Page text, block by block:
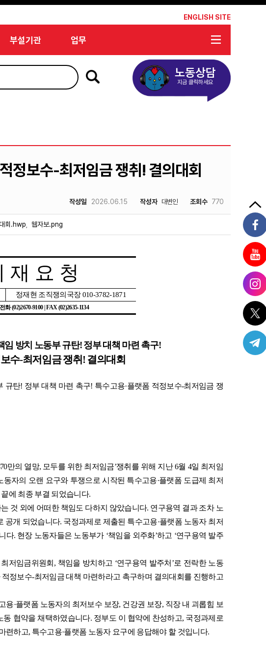
ENGLISH SITE
부설기관 업무
노동상담
지금 클릭하세요
정보수-최저임금 쟁취! 결의대회
작성일 2026.06.15 작성자 대변인 조회수 770
회.hwp 웹자보.png
재 요 청
정재현 조직쟁의국장010-3782-1871
화(02)2670-9100 | FAX (02)2635-1134
임 방치 노동부 규탄!정부 대책 마련 촉구!
수-최저임금 쟁취 ! 결의대회
규탄! 정부 대책 마련 촉구! 특수고용·플랫폼 적정보수-최저임금 쟁
만의 열망, 모두를 위한 최저임금’쟁취를 위해 지난6월 4일 최저임
동자의 오랜 요구와 투쟁으로 시작된 특수고용·플랫폼 도급제 최저
에 최종 부결 되었습니다.
것 외에 어떠한 책임도 다하지 않았습니다. 연구용역 결과 조차 노
공개 되었습니다. 국정과제로 제출된 특수고용·플랫폼 노동자 최저
다. 현장 노동자들은 노동부가 ‘책임을 외주화’하고 ‘연구용역 발주
저임금위원회 , 책임을 방치하고 ‘연구용역 발주처 ’로 전락한 노동
적정보수-최저임금 대책 마련하라고 촉구하며 결의대회를 진행하고
용·플랫폼 노동자의 최저보수 보장, 건강권 보장, 직장 내 괴롭힘 보
동 협약을 채택하였습니다. 정부도 이 협약에 찬성하고, 국정과제로
련하고, 특수고용·플랫폼 노동자 요구에 응답해야 할 것입니다.